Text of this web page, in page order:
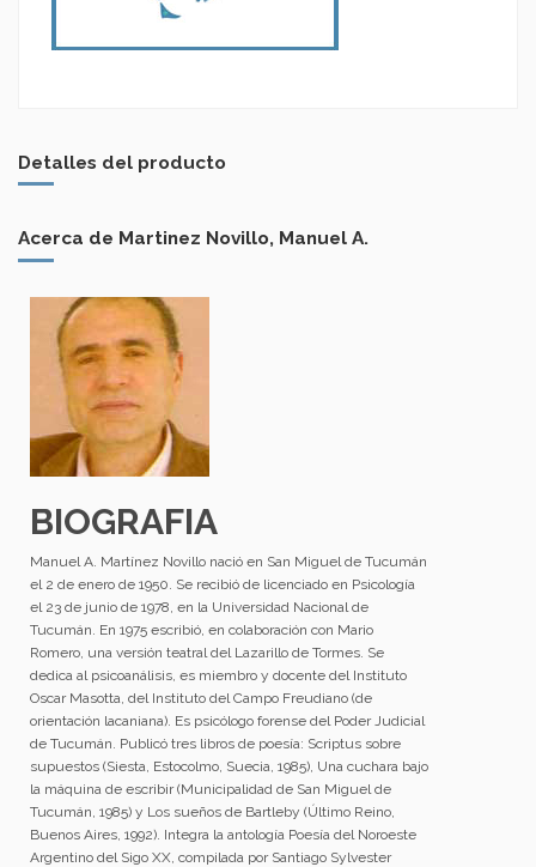
Detalles del producto
Acerca de Martinez Novillo, Manuel A.
BIOGRAFIA
Manuel A. Martínez Novillo nació en San Miguel de Tucumán
el 2 de enero de 1950. Se recibió de licenciado en Psicología
el 23 de junio de 1978, en la Universidad Nacional de
Tucumán. En 1975 escribió, en colaboración con Mario
Romero, una versión teatral del Lazarillo de Tormes. Se
dedica al psicoanálisis, es miembro y docente del Instituto
Oscar Masotta, del Instituto del Campo Freudiano (de
orientación lacaniana). Es psicólogo forense del Poder Judicial
de Tucumán. Publicó tres libros de poesía: Scriptus sobre
supuestos (Siesta, Estocolmo, Suecia, 1985), Una cuchara bajo
la máquina de escribir (Municipalidad de San Miguel de
Tucumán, 1985) y Los sueños de Bartleby (Último Reino,
Buenos Aires, 1992). Integra la antología Poesía del Noroeste
Argentino del Sigo XX, compilada por Santiago Sylvester